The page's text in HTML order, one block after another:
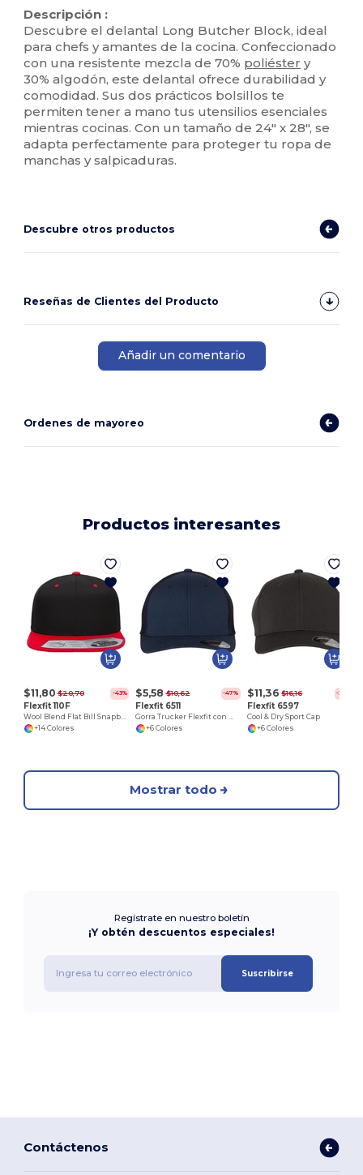
Descripción :
Descubre el delantal Long Butcher Block, ideal
para chefs y amantes de la cocina. Confeccionado
con una resistente mezcla de 70% poliéster y
30% algodón, este delantal ofrece durabilidad y
comodidad. Sus dos prácticos bolsillos te
permiten tener a mano tus utensilios esenciales
mientras cocinas. Con un tamaño de 24" x 28", se
adapta perfectamente para proteger tu ropa de
manchas y salpicaduras.
Descubre otros productos
Reseñas de Clientes del Producto
Añadir un comentario
Ordenes de mayoreo
Productos interesantes
$11,80 $20,70 -43%
Flexfit 110F
+14 Colores
$5,58 $10,62 -47%
Flexfit 6511
+6 Colores
$11,36 $16,16 -30%
Flexfit 6597
Cool & Dry Sport Cap
+6 Colores
Mostrar todo
Regístrate en nuestro boletín
¡Y obtén descuentos especiales!
Suscribirse
Contáctenos